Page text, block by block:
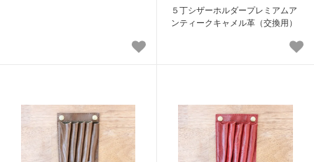
５丁シザーホルダープレミアムア
ンティークキャメル革（交換用）